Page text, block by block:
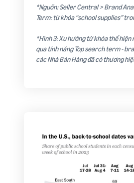
*Nguồn: Seller Central > Brand
Term: từ khóa “school supplies”
*Hình 3: Xu hướng từ khóa thể hiện
qua tính năng Top search term -
các Nhà Bán Hàng đã có thương